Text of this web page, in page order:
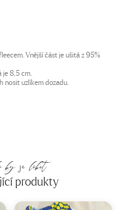
Vnější část je ušitá z 95%
je 8,5 cm.
nosit uzlíkem dozadu.
by se líbit
produkty